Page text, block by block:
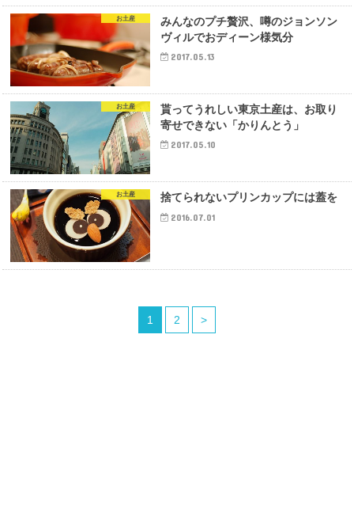
お土産
みんなのプチ贅沢、噂のジョンソン
ヴィルでおディーン様気分
2017.05.13
お土産
貰ってうれしい東京土産は、お取り
寄せできない「かりんとう」
2017.05.10
お土産 捨てられないプリンカップには蓋を
2016.07.01
1 2 >